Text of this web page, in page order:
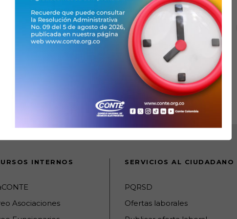
juntos:
INTERNOS
Asociaciones
SERVICIOS AL CIUDADANO
PQRSD
Ofertas laborales